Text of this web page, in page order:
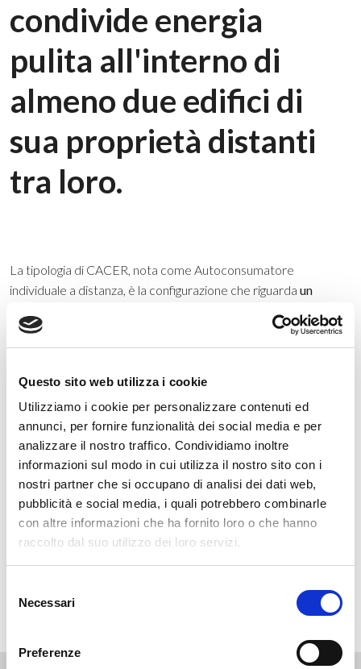
Questo sito web utilizza i cookie
Utilizziamo i cookie per personalizzare contenuti ed
annunci, per fornire funzionalità dei social media e per
analizzare il nostro traffico. Condividiamo inoltre
informazioni sul modo in cui utilizza il nostro sito con i
nostri partner che si occupano di analisi dei dati web,
pubblicità e social media, i quali potrebbero combinarle
con altre informazioni che ha fornito loro o che hanno
raccolto dal suo utilizzo dei loro servizi.
delNecessari
Preferenze
condivide energia
pulita all'interno di
almeno due edifici di
sua proprietà distanti
tra loro.
La tipologia di CACER, nota come Autoconsumatore
individuale a distanza, è la configurazione che riguarda un
intestati, uno dei quali con fotovoltaico
, e che utilizza la rete di
distribuzione esistente, senza ricorrere a una linea diretta, per
Le caratteristiche della configurazione:
I punti messi in comunicazione devono afferire alla stessa
cabina primaria.
Possono essere coinvolti uno o più produttori
È possibile che uno o più impianti fotovoltaici siano realizzati
da un soggetto terzo alla configurazione (come un